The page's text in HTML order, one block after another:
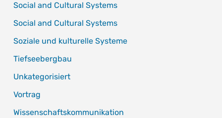
Social and Cultural Systems
Social and Cultural Systems
Soziale und kulturelle Systeme
Tiefseebergbau
Unkategorisiert
Vortrag
Wissenschaftskommunikation